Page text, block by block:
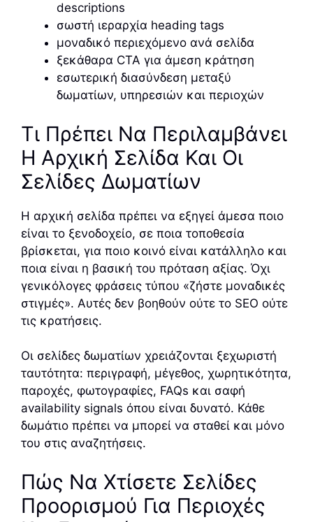
descriptions
σωστή ιεραρχία heading tags
μοναδικό περιεχόμενο ανά σελίδα
ξεκάθαρα CTA για άμεση κράτηση
εσωτερική διασύνδεση μεταξύ
δωματίων, υπηρεσιών και περιοχών
Τι Πρέπει Να Περιλαμβάνει
Η Αρχική Σελίδα Και Οι
Σελίδες Δωματίων
Η αρχική σελίδα πρέπει να εξηγεί άμεσα ποιο
είναι το ξενοδοχείο, σε ποια τοποθεσία
βρίσκεται, για ποιο κοινό είναι κατάλληλο και
ποια είναι η βασική του πρόταση αξίας. Όχι
γενικόλογες φράσεις τύπου «ζήστε μοναδικές
στιγμές». Αυτές δεν βοηθούν ούτε το SEO ούτε
τις κρατήσεις.
Οι σελίδες δωματίων χρειάζονται ξεχωριστή
ταυτότητα: περιγραφή, μέγεθος, χωρητικότητα,
παροχές, φωτογραφίες, FAQs και σαφή
availability signals όπου είναι δυνατό. Κάθε
δωμάτιο πρέπει να μπορεί να σταθεί και μόνο
του στις αναζητήσεις.
Πώς Να Χτίσετε Σελίδες
Προορισμού Για Περιοχές